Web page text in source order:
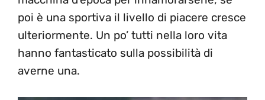
poi è una sportiva il livello di piacere cresce
ulteriormente. Un po’ tutti nella loro vita
hanno fantasticato sulla possibilità di
averne una.